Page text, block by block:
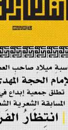
#إيران_حرم_فاطمة
| #فخر_المخدرات |
#صحيفة_المؤمن
إحتفالية #رياحين...